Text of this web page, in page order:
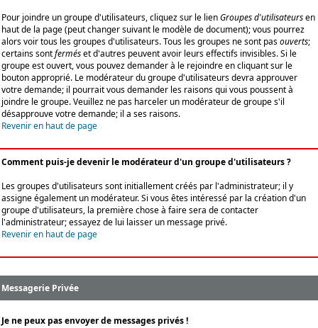
Pour joindre un groupe d'utilisateurs, cliquez sur le lienGroupes d'utilisateursen
haut de la page (peut changer suivant le modèle de document); vous pourrez
alors voir tous les groupes d'utilisateurs. Tous les groupes ne sont pasouverts;
certains sontferméset d'autres peuvent avoir leurs effectifs invisibles. Si le
groupe est ouvert, vous pouvez demander à le rejoindre en cliquant sur le
bouton approprié. Le modérateur du groupe d'utilisateurs devra approuver
votre demande; il pourrait vous demander les raisons qui vous poussent à
joindre le groupe. Veuillez ne pas harceler un modérateur de groupe s'il
désapprouve votre demande; il a ses raisons.
Revenir en haut de page
Comment puis-je devenir le modérateur d'un groupe d'utilisateurs ?
Les groupes d'utilisateurs sont initiallement créés par l'administrateur; il y
assigne également un modérateur. Si vous êtes intéressé par la création d'un
groupe d'utilisateurs, la première chose à faire sera de contacter
l'administrateur; essayez de lui laisser un message privé.
Revenir en haut de page
Messagerie Privée
Je ne peux pas envoyer de messages privés !